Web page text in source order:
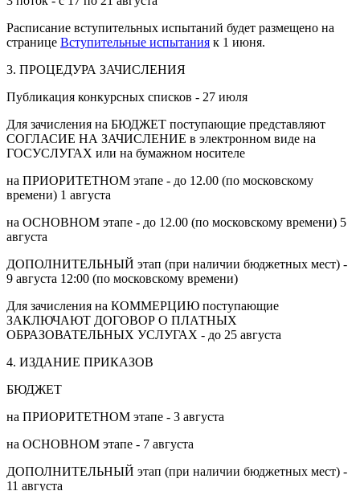
Расписание вступительных испытаний будет размещено на
странице Вступительные испытания к 1 июня.
3. ПРОЦЕДУРА ЗАЧИСЛЕНИЯ
Публикация конкурсных списков - 27 июля
Для зачисления на БЮДЖЕТ поступающие представляют
СОГЛАСИЕ НА ЗАЧИСЛЕНИЕ в электронном виде на
ГОСУСЛУГАХ или на бумажном носителе
на ПРИОРИТЕТНОМ этапе - до 12.00 (по московскому
времени) 1 августа
на ОСНОВНОМ этапе - до 12.00 (по московскому времени) 5
августа
ДОПОЛНИТЕЛЬНЫЙ этап (при наличии бюджетных мест) -
9 августа 12:00 (по московскому времени)
Для зачисления на КОММЕРЦИЮ поступающие
ЗАКЛЮЧАЮТ ДОГОВОР О ПЛАТНЫХ
ОБРАЗОВАТЕЛЬНЫХ УСЛУГАХ - до 25 августа
4. ИЗДАНИЕ ПРИКАЗОВ
БЮДЖЕТ
на ПРИОРИТЕТНОМ этапе - 3 августа
на ОСНОВНОМ этапе - 7 августа
ДОПОЛНИТЕЛЬНЫЙ этап (при наличии бюджетных мест) -
11 августа